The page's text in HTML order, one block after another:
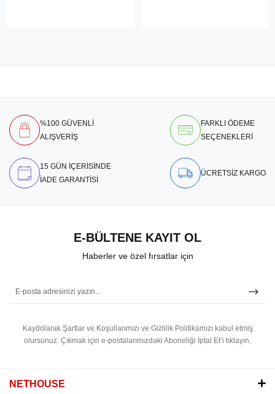
%100 GÜVENLİ
ALIŞVERİŞ
FARKLI ÖDEME
SEÇENEKLERİ
15 GÜN İÇERİSİNDE
İADE GARANTİSİ
ÜCRETSİZ KARGO
E-BÜLTENE KAYIT OL
Haberler ve özel fırsatlar için
Kaydolarak Şartlar ve Koşullarımızı ve Gizlilik Politikamızı kabul etmiş
olursunuz. Çıkmak için e-postalarımızdaki Aboneliği İptal Et’i tıklayın.
NETHOUSE